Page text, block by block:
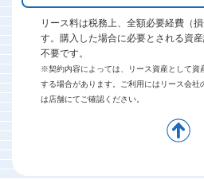
リース料は税務上、全額必要経費（
す。購入した場合に必要とされる資
不要です。
※契約内容によっては、リース資産として資
する場合があります。ご利用にはリース会社
は店舗にてご確認ください。